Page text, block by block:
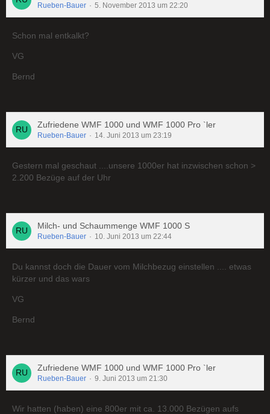
Rueben-Bauer 5. November 2013 um 22:20
Schon mal entkalkt?
VG
Bernd
Zufriedene WMF 1000 und WMF 1000 Pro `ler
Rueben-Bauer 14. Juni 2013 um 23:19
Gestern mal geschaut ....unsere 1000er hat inzwischen schon >
2.200 Bezüge auf der Uhr
Milch- und Schaummenge WMF 1000 S
Rueben-Bauer 10. Juni 2013 um 22:44
Du kannst doch die Dauer vom Milchbezug einstellen .... etwas
kürzer und das wars
VG
Bernd
Zufriedene WMF 1000 und WMF 1000 Pro `ler
Rueben-Bauer 9. Juni 2013 um 21:30
Wir hatten (haben) eine 800er mit ca. 13.000 Bezügen aufs